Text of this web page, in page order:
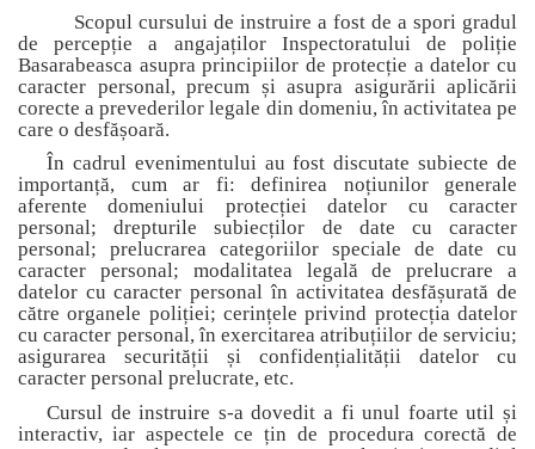
Scopul cursului de instruire a fost de a spori gradul
de percepție a angajaților Inspectoratului de poliție
Basarabeasca asupra principiilor de protecție a datelor cu
caracter personal, precum și asupra asigurării aplicării
corecte a prevederilor legale din domeniu, în activitatea pe
care o desfășoară.
În cadrul evenimentului au fost discutate subiecte de
importanță, cum ar fi: definirea noțiunilor generale
aferente domeniului protecției datelor cu caracter
personal; drepturile subiecților de date cu caracter
personal; prelucrarea categoriilor speciale de date cu
caracter personal; modalitatea legală de prelucrare a
datelor cu caracter personal în activitatea desfășurată de
către organele poliției; cerințele privind protecția datelor
cu caracter personal, în exercitarea atribuțiilor de serviciu;
asigurarea securității și confidențialității datelor cu
caracter personal prelucrate, etc.
Cursul de instruire s-a dovedit a fi unul foarte util și
interactiv, iar aspectele ce țin de procedura corectă de